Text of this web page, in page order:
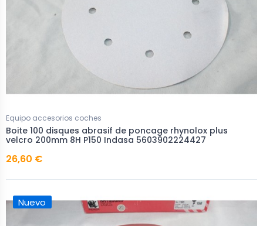
Equipo accesorios coches
Boite 100 disques abrasif de poncage rhynolox plus
velcro 200mm 8H P150 Indasa 5603902224427
26,60 €
Nuevo